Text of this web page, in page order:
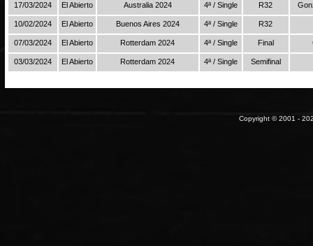
17/03/2024 El Abierto Australia 2024 4ª / Single R32
10/02/2024 El Abierto Buenos Aires 2024 4ª / Single R32
07/03/2024 El Abierto Rotterdam 2024 4ª / Single Final
03/03/2024 El Abierto Rotterdam 2024 4ª / Single Semifinal
Copyright © 2001 -